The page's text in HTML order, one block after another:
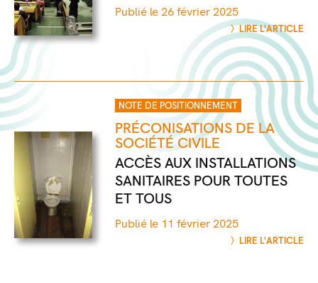
Publié le 26 février 2025
LIRE L'ARTICLE
NOTE DE POSITIONNEMENT
PRÉCONISATIONS DE LA
SOCIÉTÉ CIVILE
ACCÈS AUX INSTALLATIONS
SANITAIRES POUR TOUTES
ET TOUS
Publié le 11 février 2025
LIRE L'ARTICLE